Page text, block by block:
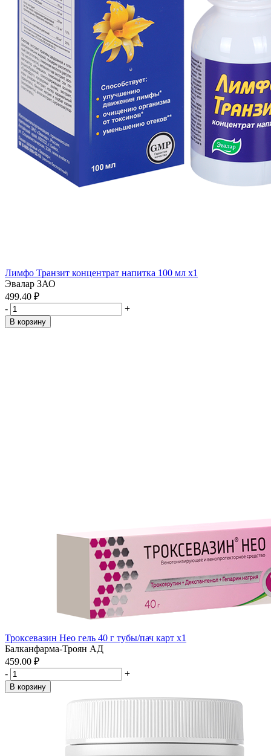
Лимфо Транзит концентрат напитка 100 мл x1
Эвалар ЗАО
499.40 ₽
-
+
В корзину
Троксевазин Нео гель 40 г тубы/пач карт x1
Балканфарма-Троян АД
459.00 ₽
-
+
В корзину